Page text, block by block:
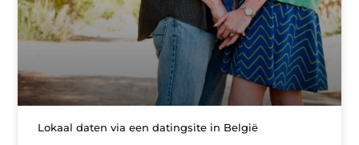
Lokaal daten via een datingsite in België